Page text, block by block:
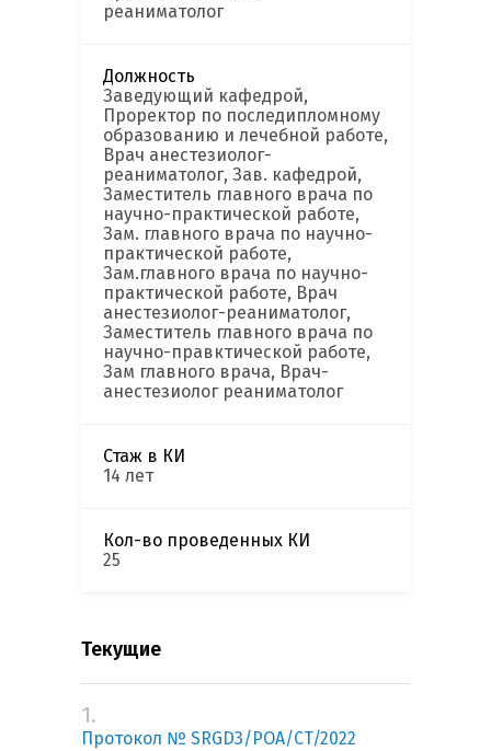
реаниматолог
Должность
Заведующий кафедрой,
Проректор по последипломному
образованию и лечебной работе,
Врач анестезиолог-
реаниматолог, Зав. кафедрой,
Заместитель главного врача по
научно-практической работе,
Зам. главного врача по научно-
практической работе,
Зам.главного врача по научно-
практической работе, Врач
анестезиолог-реаниматолог,
Заместитель главного врача по
научно-правктической работе,
Зам главного врача, Врач-
анестезиолог реаниматолог
Стаж в КИ
14 лет
Кол-во проведенных КИ
25
Текущие
1.
Протокол № SRGD3/POA/CT/2022